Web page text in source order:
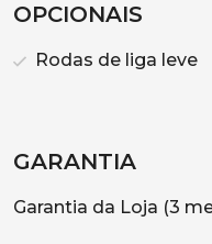
OPCIONAIS
Rodas de liga leve
GARANTIA
Garantia da Loja (3